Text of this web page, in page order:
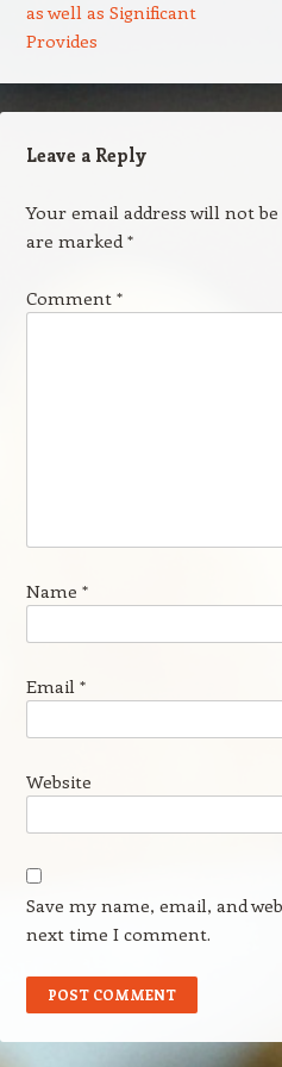
as well as Significant
Provides
Leave a Reply
Your email address will not
are marked*
Comment *
Name *
Email *
Website
Save my name, email, and
next time I comment.